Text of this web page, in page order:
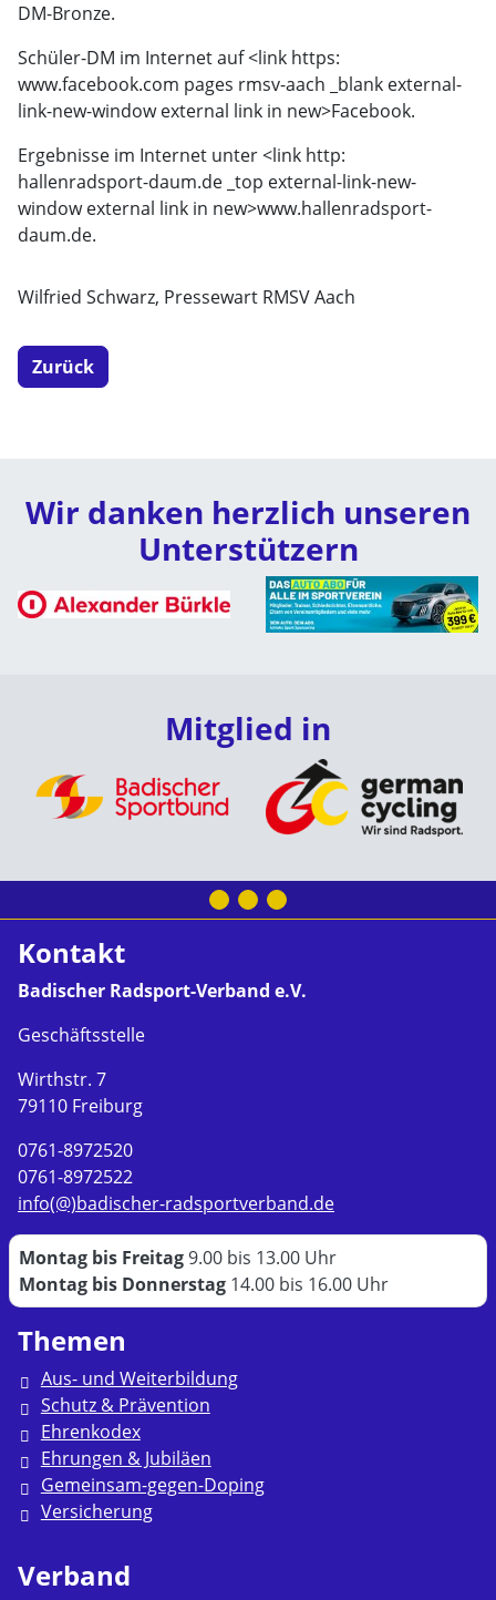
DM-Bronze.
Schüler-DM im Internet auf <link https:
www.facebook.com pages rmsv-aach _blank external-
link-new-window external link in new>Facebook.
Ergebnisse im Internet unter <link http:
hallenradsport-daum.de _top external-link-new-
window external link in new>www.hallenradsport-
daum.de.
Wilfried Schwarz, Pressewart RMSV Aach
Zurück
Wir danken herzlich unseren
Unterstützern
Mitglied in
Kontakt
Badischer Radsport-Verband e.V.
Geschäftsstelle
Wirthstr. 7
79110 Freiburg
0761-8972520
0761-8972522
info(@)badischer-radsportverband.de
Montag bis Freitag9.00 bis 13.00 Uhr
Montag bis Donnerstag 14.00 bis 16.00 Uhr
Themen
Aus- und Weiterbildung
Schutz & Prävention
Ehrenkodex
Ehrungen & Jubiläen
Gemeinsam-gegen-Doping
Versicherung
Verband